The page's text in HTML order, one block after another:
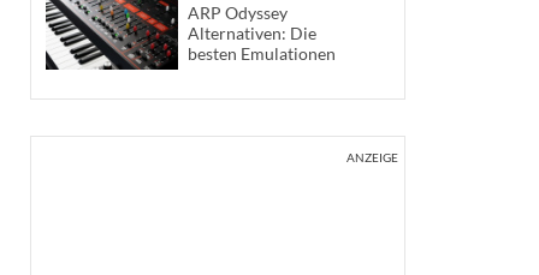
ARP Odyssey
Alternativen: Die
besten Emulationen
ANZEIGE